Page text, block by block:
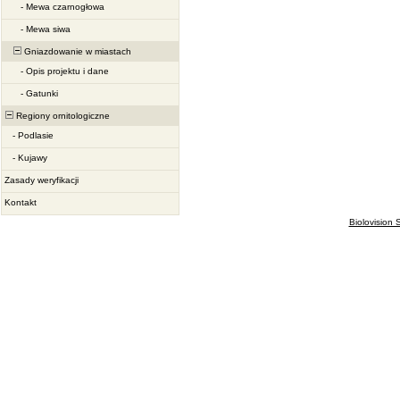
- Mewa czarnogłowa
- Mewa siwa
Gniazdowanie w miastach
- Opis projektu i dane
- Gatunki
Regiony ornitologiczne
- Podlasie
- Kujawy
Zasady weryfikacji
Kontakt
Biolovision